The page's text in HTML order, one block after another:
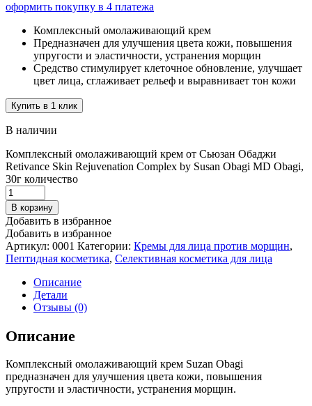
оформить покупку в 4 платежа
Комплексный омолаживающий крем
Предназначен для улучшения цвета кожи, повышения
упругости и эластичности, устранения морщин
Средство стимулирует клеточное обновление, улучшает
цвет лица, сглаживает рельеф и выравнивает тон кожи
Купить в 1 клик
В наличии
Комплексный омолаживающий крем от Сьюзан Обаджи
Retivance Skin Rejuvenation Complex by Susan Obagi MD Obagi,
30г количество
В корзину
Добавить в избранное
Добавить в избранное
Артикул: 0001 Категории: Кремы для лица против морщин,
Пептидная косметика, Селективная косметика для лица
Описание
Детали
Отзывы (0)
Описание
Комплексный омолаживающий крем Suzan Obagi
предназначен для улучшения цвета кожи, повышения
упругости и эластичности, устранения морщин.